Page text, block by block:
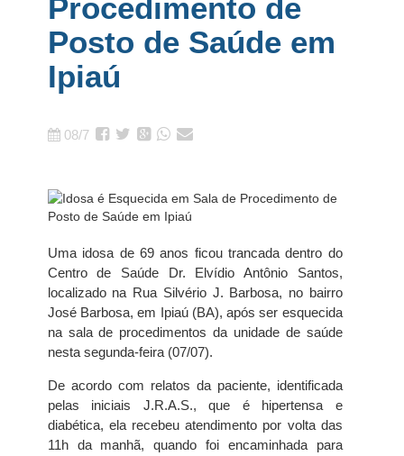
Procedimento de
Posto de Saúde em
Ipiaú
08/7
Uma idosa de 69 anos ficou trancada dentro do
Centro de Saúde Dr. Elvídio Antônio Santos,
localizado na Rua Silvério J. Barbosa, no bairro
José Barbosa, em Ipiaú (BA), após ser esquecida
na sala de procedimentos da unidade de saúde
nesta segunda-feira (07/07).
De acordo com relatos da paciente, identificada
pelas iniciais J.R.A.S., que é hipertensa e
diabética, ela recebeu atendimento por volta das
11h da manhã, quando foi encaminhada para